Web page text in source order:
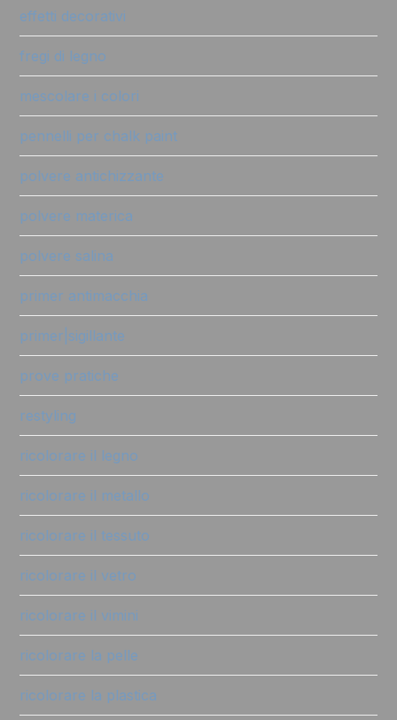
effetti decorativi
fregi di legno
mescolare i colori
pennelli per chalk paint
polvere antichizzante
polvere materica
polvere salina
primer antimacchia
primer|sigillante
prove pratiche
restyling
ricolorare il legno
ricolorare il metallo
ricolorare il tessuto
ricolorare il vetro
ricolorare il vimini
ricolorare la pelle
ricolorare la plastica